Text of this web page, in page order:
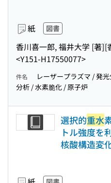
紙 図書
香川喜一郎, 福井大学 [著][
<Y151-H17550077>
件名 レーザープラズマ / 発
分析 / 水素脆化 / 原子炉
選択的重水
トル強度を
核酸構造変